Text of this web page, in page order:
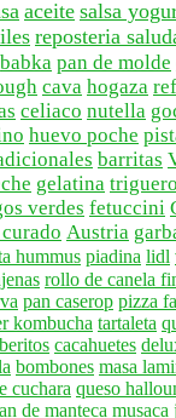
aceite salsa
reposteria
babka pan de molde
cava hogaza
celiaco nutella
huevo poche
barritas
gelatina
verdes fetuccini
Austria
hummus piadina lidl
rollo de canela
pan caserop pizza
kombucha tartaleta
cacahuetes
bombones masa
cuchara queso
de manteca musaca